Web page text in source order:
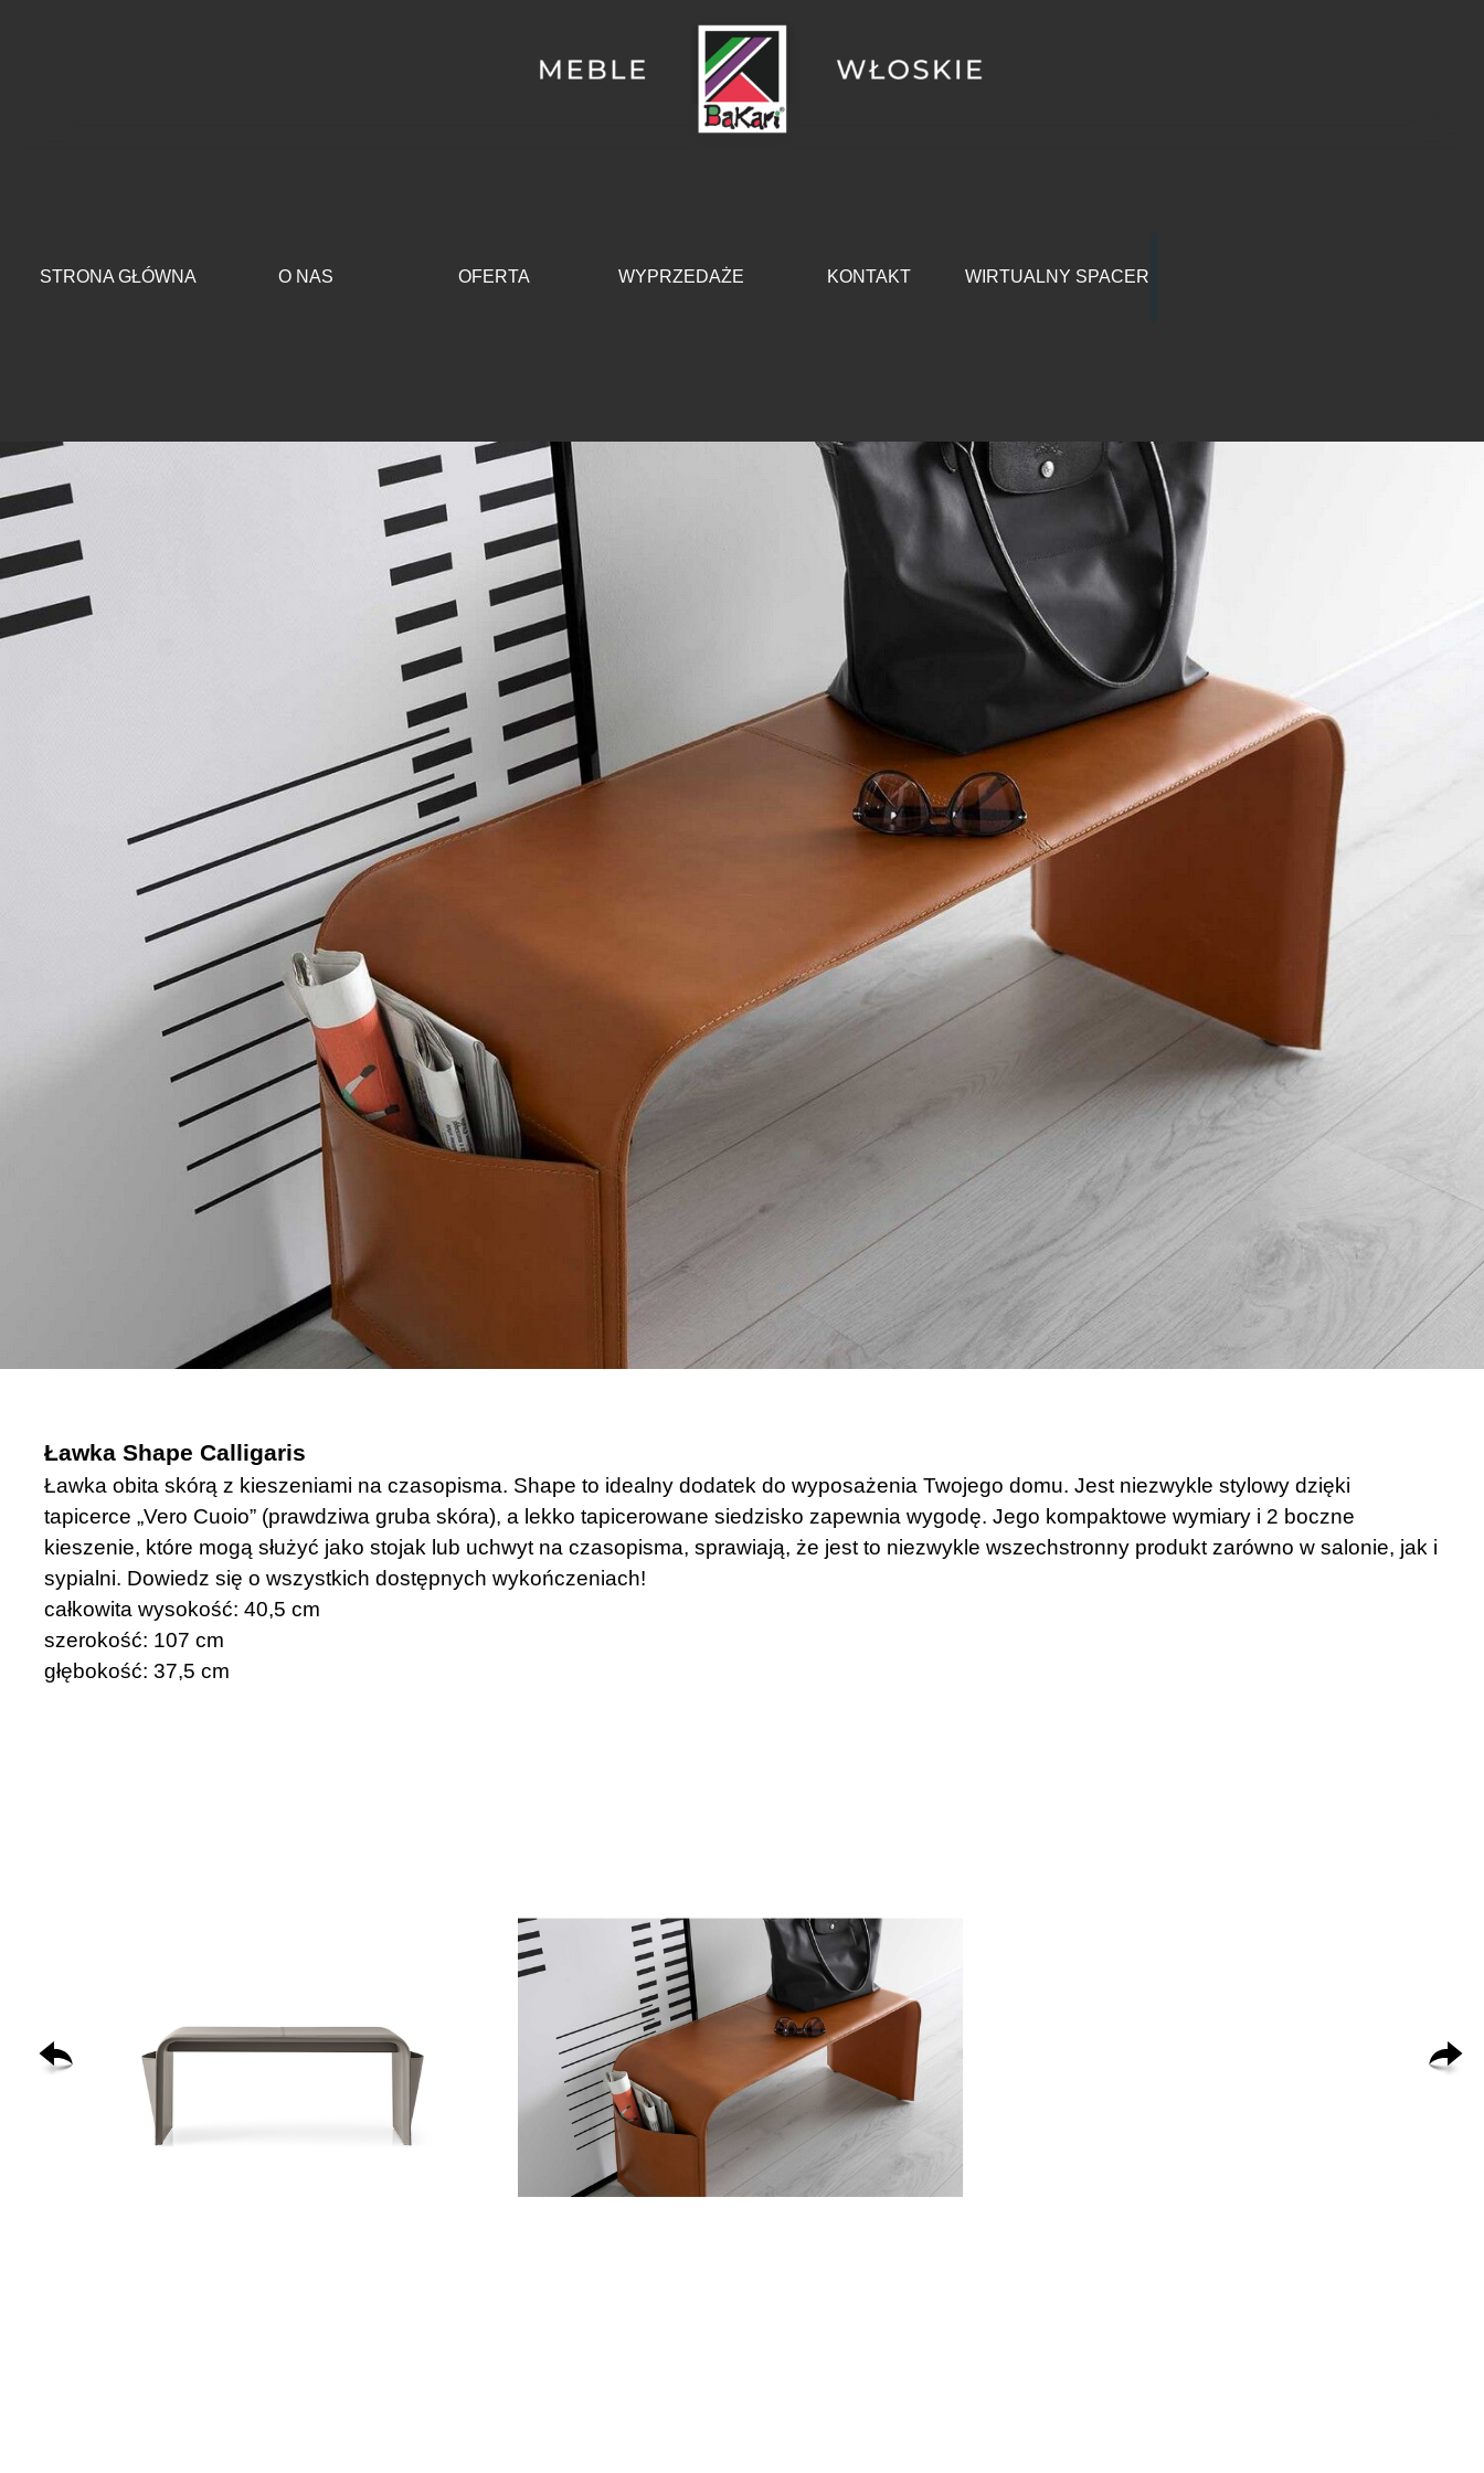
STRONA GŁÓWNA O NAS ▼
OFERTA ▼
WYPRZEDAŻE KONTAKT WIRTUALNY SPACER
Ławka Shape Calligaris
Ławka obita skórą z kieszeniami na czasopisma. Shape to idealny dodatek do wyposażenia Twojego domu. Jest niezwykle stylowy dzięki
tapicerce „Vero Cuoio” (prawdziwa gruba skóra), a lekko tapicerowane siedzisko zapewnia wygodę. Jego kompaktowe wymiary i 2 boczne
kieszenie, które mogą służyć jako stojak lub uchwyt na czasopisma, sprawiają, że jest to niezwykle wszechstronny produkt zarówno w salonie, jak i
sypialni. Dowiedz się o wszystkich dostępnych wykończeniach!
całkowita wysokość: 40,5 cm
szerokość: 107 cm
głębokość: 37,5 cm